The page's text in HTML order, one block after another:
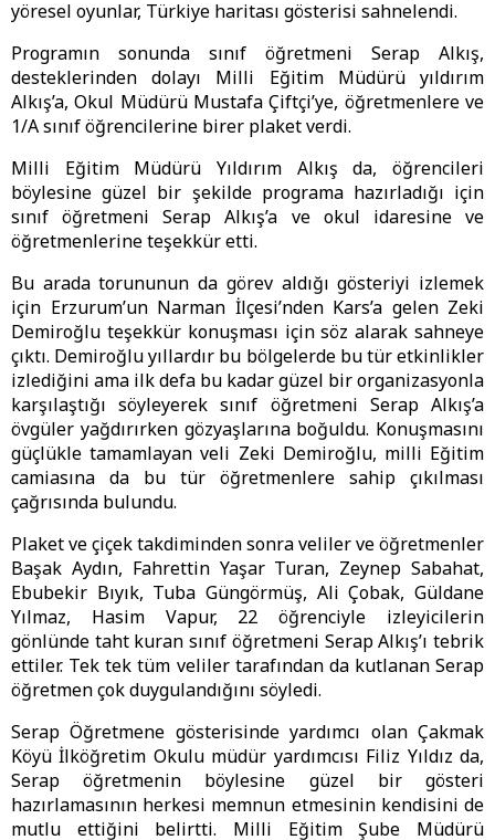
yöresel oyunlar, Türkiye haritası gösterisi sahnelendi.
Programın sonunda sınıf öğretmeni Serap Alkış,
desteklerinden dolayı Milli Eğitim Müdürü yıldırım
Alkış’a, Okul Müdürü Mustafa Çiftçi’ye, öğretmenlere ve
1/A sınıf öğrencilerine birer plaket verdi.
Milli Eğitim Müdürü Yıldırım Alkış da, öğrencileri
böylesine güzel bir şekilde programa hazırladığı için
sınıf öğretmeni Serap Alkış’a ve okul idaresine ve
öğretmenlerine teşekkür etti.
Bu arada torununun da görev aldığı gösteriyi izlemek
için Erzurum’un Narman İlçesi’nden Kars’a gelen Zeki
Demiroğlu teşekkür konuşması için söz alarak sahneye
çıktı. Demiroğlu yıllardır bu bölgelerde bu tür etkinlikler
izlediğini ama ilk defa bu kadar güzel bir organizasyonla
karşılaştığı söyleyerek sınıf öğretmeni Serap Alkış’a
övgüler yağdırırken gözyaşlarına boğuldu. Konuşmasını
güçlükle tamamlayan veli Zeki Demiroğlu, milli Eğitim
camiasına da bu tür öğretmenlere sahip çıkılması
çağrısında bulundu.
Plaket ve çiçek takdiminden sonra veliler ve öğretmenler
Başak Aydın, Fahrettin Yaşar Turan, Zeynep Sabahat,
Ebubekir Bıyık, Tuba Güngörmüş, Ali Çobak, Güldane
Yılmaz, Hasim Vapur, 22 öğrenciyle izleyicilerin
gönlünde taht kuran sınıf öğretmeni Serap Alkış’ı tebrik
ettiler. Tek tek tüm veliler tarafından da kutlanan Serap
öğretmen çok duygulandığını söyledi.
Serap Öğretmene gösterisinde yardımcı olan Çakmak
Köyü İlköğretim Okulu müdür yardımcısı Filiz Yıldız da,
Serap öğretmenin böylesine güzel bir gösteri
hazırlamasının herkesi memnun etmesinin kendisini de
mutlu ettiğini belirtti. Milli Eğitim Şube Müdürü